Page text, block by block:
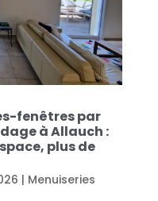
fenêtres par
à Allauch :
plus de
| Menuiseries